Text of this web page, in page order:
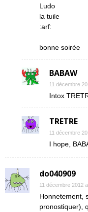
Ludo
la tuile
:arf:
bonne soirée
BABAW
11 décembre
Intox
TRETRE
11 décembre
I hope,
do040909
11 décembre 2012
Honnetement,
pronostiquer),